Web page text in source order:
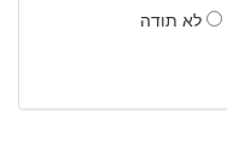
לא תודה